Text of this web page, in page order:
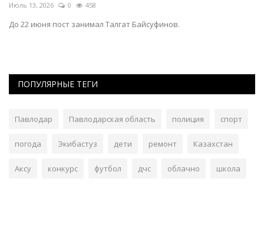
Июль 13, 2026 0 458
До 22 июня пост занимал Талгат Байсуфинов.
ПОПУЛЯРНЫЕ ТЕГИ
Павлодар Павлодарская область полиция спорт
погода Экибастуз дети ремонт Казахстан
Аксу конкурс футбол дчс облачно школа